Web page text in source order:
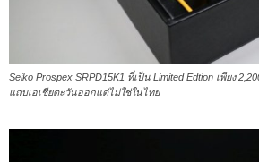
Seiko Prospex SRPD15K1 ที่เป็น Limited Edtion เพียง
แถบเอเชียตะวันออกแต่ไม่ใช่ในไทย